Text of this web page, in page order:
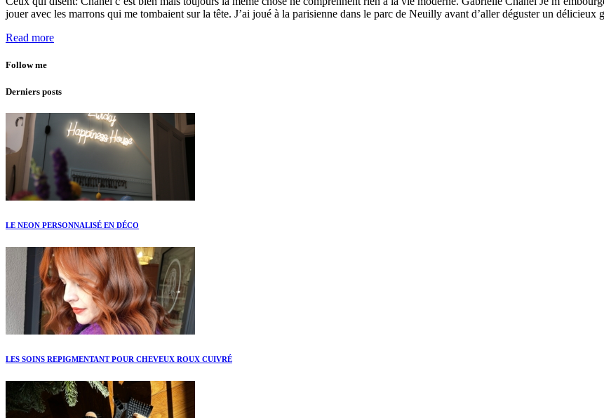
jouer avec les marrons qui me tombaient sur la tête. J’ai joué à la parisienne dans le parc de Neuilly avant d’aller déguster un délicieux
Read more
Follow me
Derniers posts
LE NEON PERSONNALISÉ EN DÉCO
LES SOINS REPIGMENTANT POUR CHEVEUX ROUX CUIVRÉ